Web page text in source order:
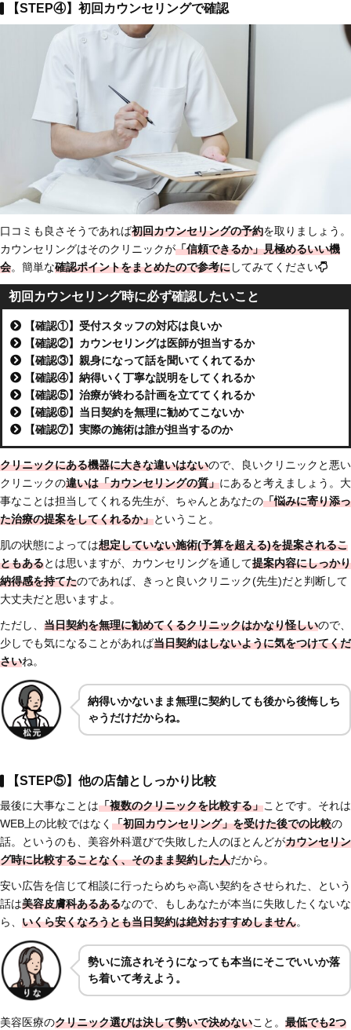
【STEP④】初回カウンセリングで確認
口コミも良さそうであれば初回カウンセリングの予約を取りましょう。
カウンセリングはそのクリニックが「信頼できるか」見極めるいい機
会。簡単な確認ポイントをまとめたので参考にしてみてください
初回カウンセリング時に必ず確認したいこと
【確認①】受付スタッフの対応は良いか
【確認②】カウンセリングは医師が担当するか
【確認③】親身になって話を聞いてくれてるか
【確認④】納得いく丁寧な説明をしてくれるか
【確認⑤】治療が終わる計画を立ててくれるか
【確認⑥】当日契約を無理に勧めてこないか
【確認⑦】実際の施術は誰が担当するのか
クリニックにある機器に大きな違いはないので、良いクリニックと悪い
クリニックの違いは「カウンセリングの質」にあると考えましょう。大
事なことは担当してくれる先生が、ちゃんとあなたの「悩みに寄り添っ
た治療の提案をしてくれるか」ということ。
肌の状態によっては想定していない施術(予算を超える)を提案されるこ
ともあるとは思いますが、カウンセリングを通して提案内容にしっかり
納得感を持てたのであれば、きっと良いクリニック(先生)だと判断して
大丈夫だと思いますよ。
ただし、 当日契約を無理に勧めてくるクリニックはかなり怪しいので、
少しでも気になることがあれば当日契約はしないように気をつけてくだ
さいね。
納得いかないまま無理に契約しても後から後悔しち
ゃうだけだからね。
【STEP⑤】他の店舗としっかり比較
最後に大事なことは「複数のクリニックを比較する」ことです。それは
WEB上の比較ではなく 「初回カウンセリング」を受けた後での比較の
話。というのも、美容外科選びで失敗した人のほとんどがカウンセリン
グ時に比較することなく、そのまま契約した人だから。
安い広告を信じて相談に行ったらめちゃ高い契約をさせられた、という
話は美容皮膚科あるあるなので、もしあなたが本当に失敗したくないな
ら、 いくら安くなろうとも当日契約は絶対おすすめしません。
勢いに流されそうになっても本当にそこでいいか落
ち着いて考えよう。
美容医療のクリニック選びは決して勢いで決めないこと。 最低でも2つ